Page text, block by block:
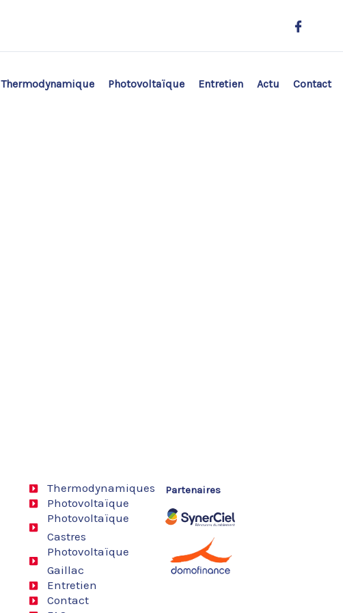
Thermodynamique Photovoltaïque Entretien Actu Contact
Thermodynamiques
Photovoltaïque
Photovoltaïque
Castres
Photovoltaïque
Gaillac
Entretien
Contact
Partenaires